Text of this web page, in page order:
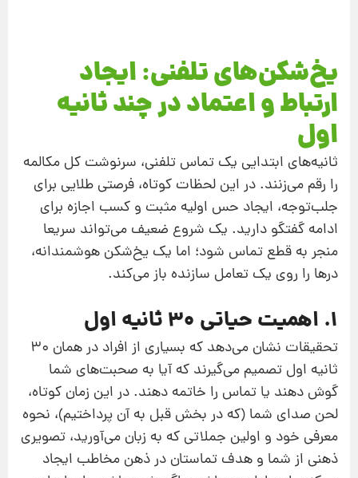
یخ‌شکن‌های تلفنی: ایجاد
ارتباط و اعتماد در چند ثانیه
اول
ثانیه‌های ابتدایی یک تماس تلفنی، سرنوشت کل مکالمه
را رقم می‌زنند. در این لحظات کوتاه، فرصتی طلایی برای
جلب‌توجه، ایجاد حس اولیه مثبت و کسب اجازه برای
ادامه گفتگو دارید. یک شروع ضعیف می‌تواند سریعا
منجر به قطع تماس شود؛ اما یک یخ‌شکن هوشمندانه،
درها را روی یک تعامل سازنده باز می‌کند.
۱. اهمیت حیاتی ۳۰ ثانیه اول
تحقیقات نشان می‌دهد که بسیاری از افراد در همان ۳۰
ثانیه اول تصمیم می‌گیرند که آیا به صحبت‌های شما
گوش دهند یا تماس را خاتمه دهند. در این زمان کوتاه،
لحن صدای شما (که در بخش قبل به آن پرداختیم)، نحوه
معرفی خود و اولین جملاتی که به زبان می‌آورید، تصویری
ذهنی از شما و هدف تماستان در ذهن مخاطب ایجاد